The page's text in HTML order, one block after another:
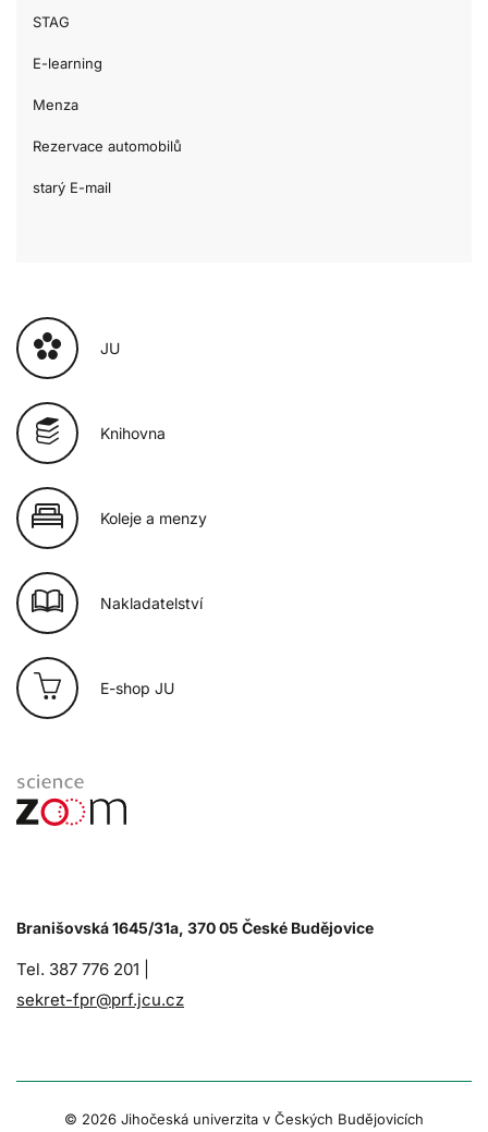
STAG
E-learning
Menza
Rezervace automobilů
starý E-mail
JU
Knihovna
Koleje a menzy
Nakladatelství
E-shop JU
Branišovská 1645/31a, 370 05 České Budějovice
Tel. 387 776 201 |
sekret-fpr@prf.jcu.cz
© 2026 Jihočeská univerzita v Českých Budějovicích